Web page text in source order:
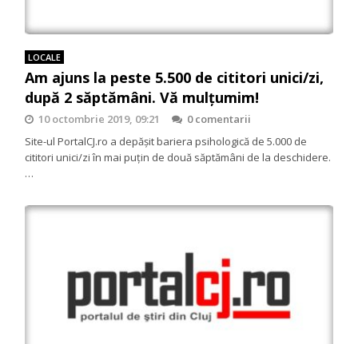
LOCALE
Am ajuns la peste 5.500 de cititori unici/zi,
după 2 săptămâni. Vă mulţumim!
10 octombrie 2019, 09:21
0 comentarii
Site-ul PortalCJ.ro a depăşit bariera psihologică de 5.000 de
cititori unici/zi în mai puţin de două săptămâni de la deschidere.
…